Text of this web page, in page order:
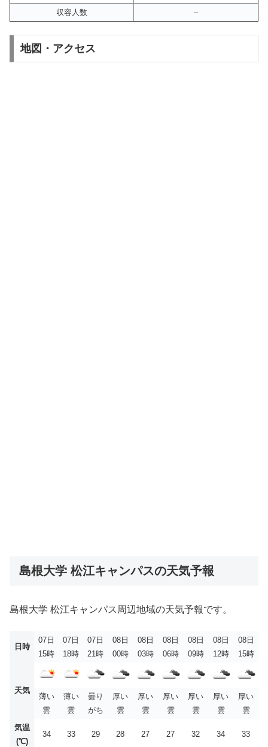
収容人数
–
地図・アクセス
島根大学 松江キャンパスの天気予報
島根大学 松江キャンパス周辺地域の天気予報です。
日時
07日
15時
07日
18時
07日
21時
08日
00時
08日
03時
08日
06時
08日
09時
08日
12時
08日
15時
天気
薄い
雲
薄い
雲
曇り
がち
厚い
雲
厚い
雲
厚い
雲
厚い
雲
厚い
雲
厚い
雲
気温
(℃)
34 33 29 28 27 27 32 34 33